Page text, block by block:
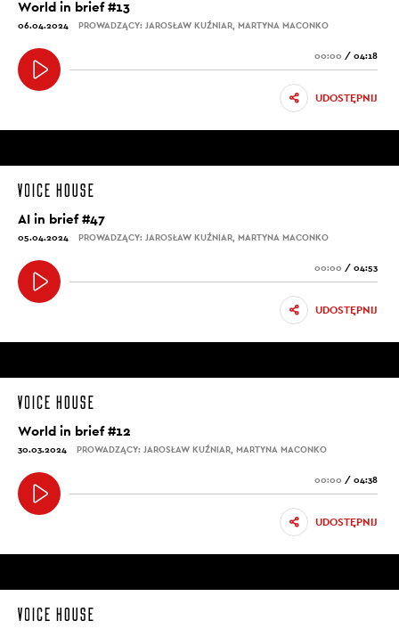
World in brief #13
06.04.2024 PROWADZĄCY: JAROSŁAW KUŹNIAR, MARTYNA MACONKO
00:00 / 04:18
UDOSTĘPNIJ
AI in brief #47
05.04.2024 PROWADZĄCY: JAROSŁAW KUŹNIAR, MARTYNA MACONKO
00:00 / 04:53
UDOSTĘPNIJ
World in brief #12
30.03.2024 PROWADZĄCY: JAROSŁAW KUŹNIAR, MARTYNA MACONKO
00:00 / 04:38
UDOSTĘPNIJ